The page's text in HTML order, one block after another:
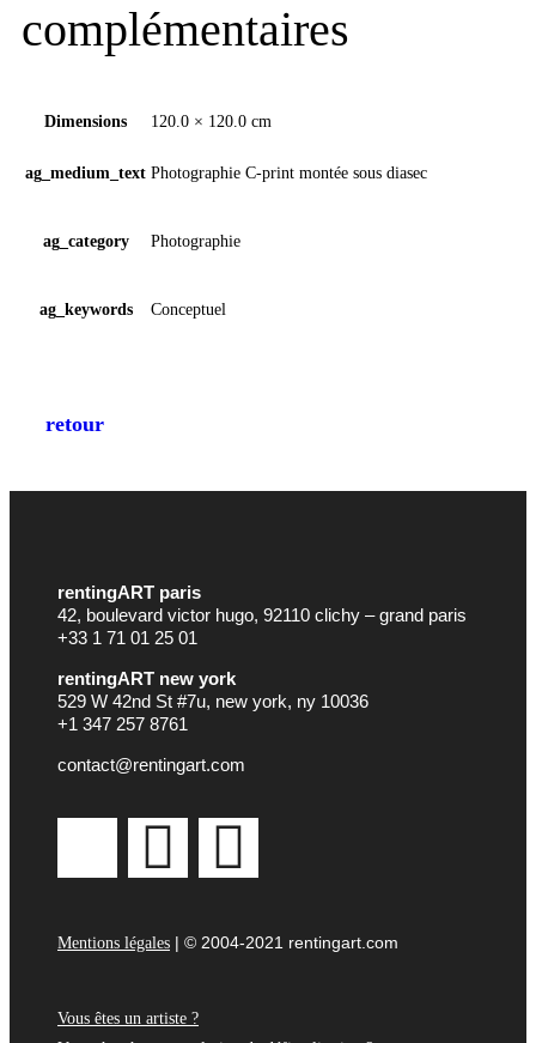
complémentaires
Dimensions 120.0 × 120.0 cm
ag_medium_text Photographie C-print montée sous diasec
ag_category Photographie
ag_keywords Conceptuel
retour
rentingART paris
42, boulevard victor hugo, 92110 clichy – grand paris
+33 1 71 01 25 01
rentingART new york
529 W 42nd St #7u, new york, ny 10036
+1 347 257 8761
contact@rentingart.com
Mentions légales | © 2004-2021 rentingart.com
Vous êtes un artiste ?